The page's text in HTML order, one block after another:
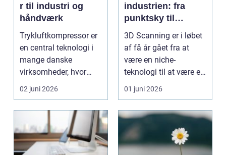
r til industri og
håndværk
Trykluftkompressor er
en central teknologi i
mange danske
virksomheder, hvor
stabil forsyning af try...
02 juni 2026
industrien: fra
punktsky til
præcist
projektgrundlag
3D Scanning er i løbet
af få år gået fra at
være en niche-
teknologi til at være et
helt almindeligt ...
01 juni 2026